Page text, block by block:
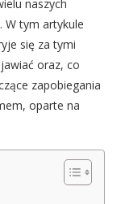
naszych
W tym artykule
się za tymi
oraz, co
zapobiegania
oparte na